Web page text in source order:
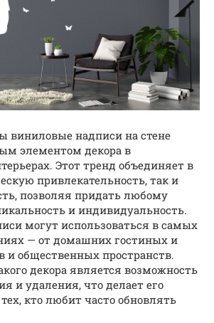
виниловые надписи на стене
элементом декора в
Этот тренд объединяет в
привлекательность, так и
позволяя придать любому
и индивидуальность.
могут использоваться в самых
— от домашних гостиных и
и общественных пространств.
декора является возможность
и удаления, что делает его
кто любит часто обновлять